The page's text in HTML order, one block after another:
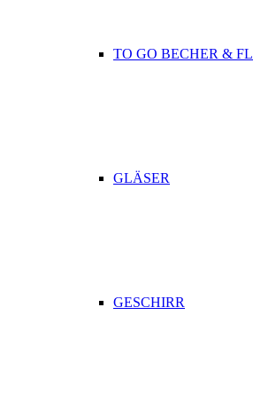
TO GO BECHER &
GLÄSER
GESCHIRR